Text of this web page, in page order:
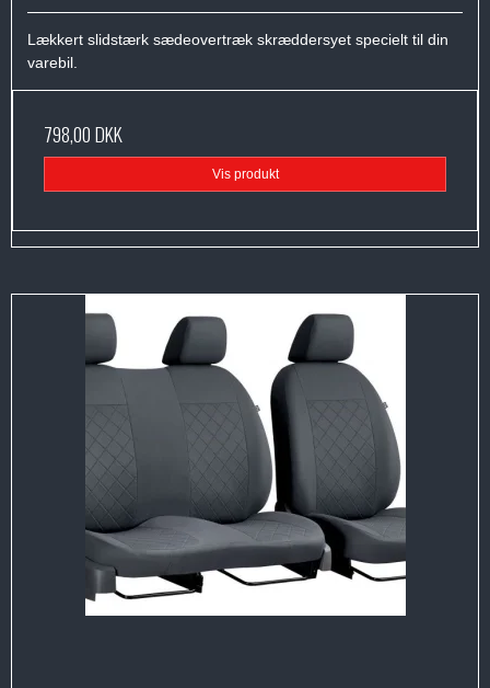
Lækkert slidstærk sædeovertræk skræddersyet specielt til din
varebil.
798,00 DKK
Vis produkt